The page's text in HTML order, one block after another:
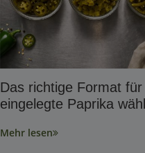
Das richtige Format für
eingelegte Paprika
Mehr lesen